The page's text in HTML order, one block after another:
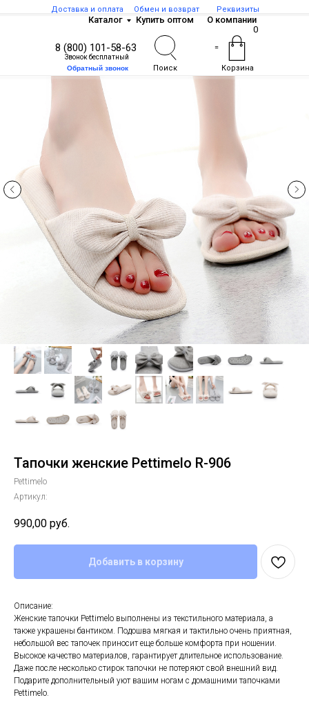
8 (800) 101-58-63
Звонок бесплатный
Каталог Купить оптом О компании
Доставка и оплата Обмен и возврат Реквизиты
0
=
Обратный звонок Поиск Корзина
Тапочки женские Pettimelo R-906
Pettimelo
Артикул:
990,00 руб.
Добавить в корзину
Описание:
Женские тапочки Pettimelo выполнены из текстильного материала, а
также украшены бантиком. Подошва мягкая и тактильно очень приятная,
небольшой вес тапочек приносит еще больше комфорта при ношении.
Высокое качество материалов, гарантирует длительное использование.
Даже после несколько стирок тапочки не потеряют свой внешний вид.
Подарите дополнительный уют вашим ногам с домашними тапочками
Pettimelo.